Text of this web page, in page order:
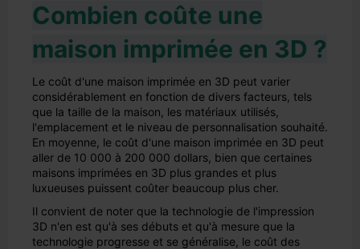
Combien coûte une
maison imprimée en 3D ?
Le coût d'une maison imprimée en 3D peut varier
considérablement en fonction de divers facteurs, tels
que la taille de la maison, les matériaux utilisés,
l'emplacement et le niveau de personnalisation souhaité.
En moyenne, le coût d'une maison imprimée en 3D peut
aller de 10 000 à 200 000 dollars, bien que certaines
maisons imprimées en 3D plus grandes et plus
luxueuses puissent coûter beaucoup plus cher.
Il convient de noter que la technologie de l'impression
3D n'en est qu'à ses débuts et qu'à mesure que la
technologie progresse et se généralise, le coût des